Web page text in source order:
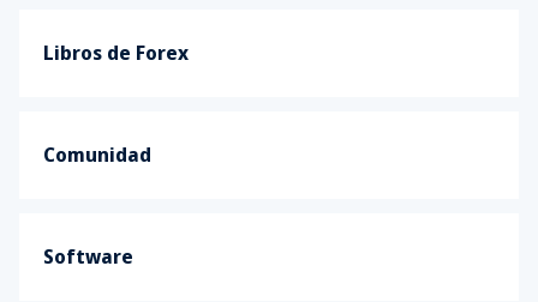
Libros de Forex
Comunidad
Software